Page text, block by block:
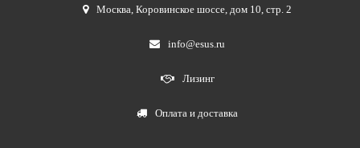
Москва,Коровинское шоссе, дом 10, стр. 2
info@esus.ru
Лизинг
Оплата и доставка